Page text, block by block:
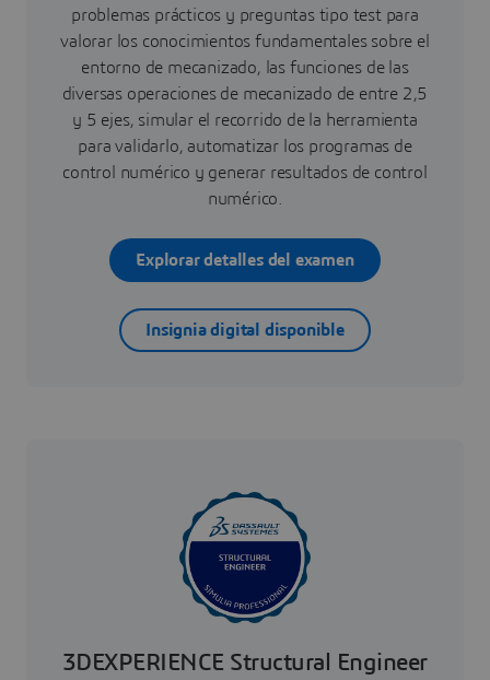
problemas prácticos y preguntas tipo test para
valorar los conocimientos fundamentales sobre el
entorno de mecanizado, las funciones de las
diversas operaciones de mecanizado de entre 2,5
y 5 ejes, simular el recorrido de la herramienta
para validarlo, automatizar los programas de
control numérico y generar resultados de control
numérico.
Explorar detalles del examen
Insignia digital disponible
3DEXPERIENCE Structural Engineer